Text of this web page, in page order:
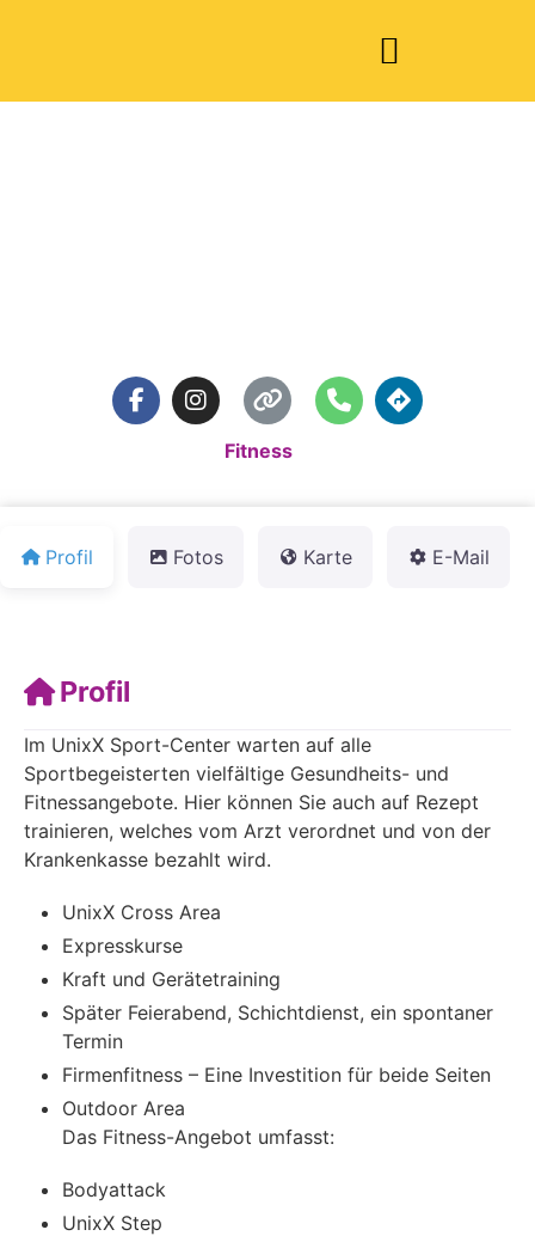
Fitness
Profil Fotos Karte E-Mail
Profil
Im UnixX Sport-Center warten auf alle
Sportbegeisterten vielfältige Gesundheits- und
Fitnessangebote. Hier können Sie auch auf Rezept
trainieren, welches vom Arzt verordnet und von der
Krankenkasse bezahlt wird.
UnixX Cross Area
Expresskurse
Kraft und Gerätetraining
Später Feierabend, Schichtdienst, ein spontaner
Termin
Firmenfitness – Eine Investition für beide Seiten
Outdoor Area
Das Fitness-Angebot umfasst:
Bodyattack
UnixX Step